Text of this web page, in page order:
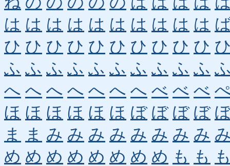
は は は は は は は は は は
ひ ひ ひ ひ ひ ひ ひ ひ ひ ひ
ふ ふ ふ ふ ふ ふ ふ ふ ふ ふ
へ へ へ へ へ へ へ べ べ べ
ほ ほ ほ ほ ほ ほ ぼ ぼ ぼ ぼ
ま
ま み み み み み み み み
め め め め め め め め も も